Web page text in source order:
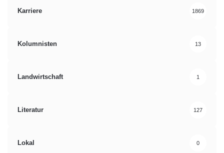
Karriere 1869
Kolumnisten 13
Landwirtschaft 1
Literatur 127
Lokal 0